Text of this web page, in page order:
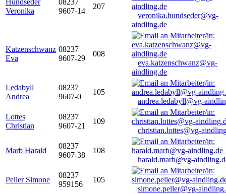
Hundseder
Veronika
08237
9607-14
207
veronika.hundseder@vg-
aindling.de
Katzenschwanz
Eva
08237
9607-29
008
eva.katzenschwanz@vg-
aindling.de
Ledabyll
Andrea
08237
9607-0
105
andrea.ledabyll@vg-
Lottes
Christian
08237
9607-21
109
christian.lottes@vg-
Marb Harald
08237
9607-38
108
harald.marb@vg-
Peller Simone
08237
959156
105
simone.peller@vg-